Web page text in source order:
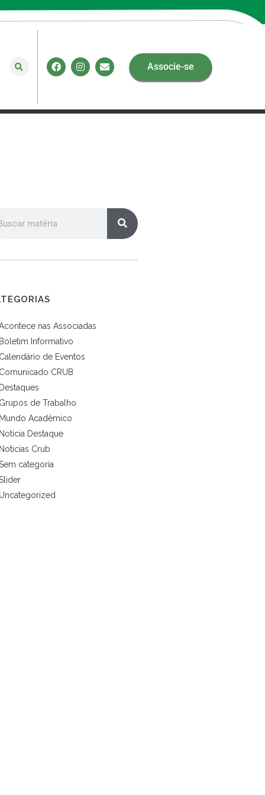
Associe-se
nas Associadas
Boletim Informativo
Calendário de Eventos
Comunicado CRUB
Destaques
Grupos de Trabalho
Mundo Acadêmico
Notícia Destaque
Noticias Crub
categoria
Uncategorized